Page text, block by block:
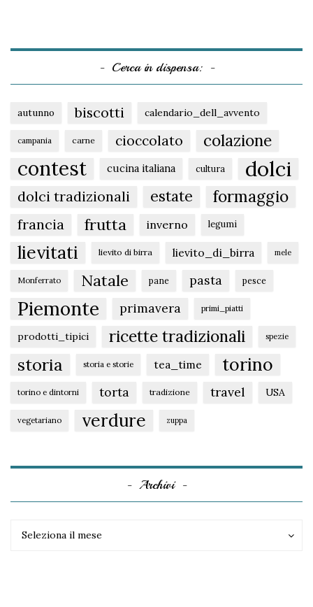
Cerca in dispensa:
autunno biscotti calendario_dell_avvento
campania carne cioccolato colazione
contest cucina italiana cultura dolci
dolci tradizionali estate formaggio
francia frutta inverno legumi
lievitati lievito di birra lievito_di_birra mele
Monferrato Natale pane pasta pesce
Piemonte primavera primi_piatti
prodotti_tipici ricette tradizionali spezie
storia storia e storie tea_time torino
torino e dintorni torta tradizione travel USA
vegetariano verdure zuppa
Archivi
Seleziona il mese